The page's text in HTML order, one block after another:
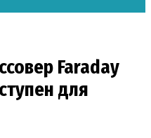
Faraday
для